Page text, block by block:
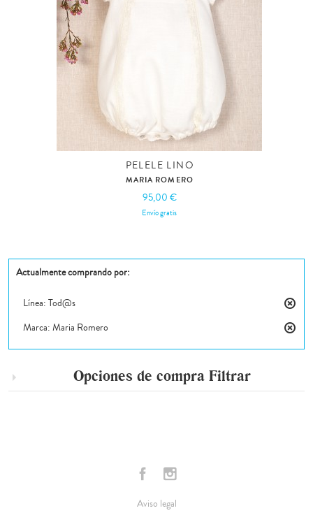
PELELE LINO
MARIA ROMERO
95,00 €
Envío gratis
Actualmente comprando por:
este
Línea: Tod@s
este
Marca: Maria Romero
Opciones de compra Filtrar
Aviso legal